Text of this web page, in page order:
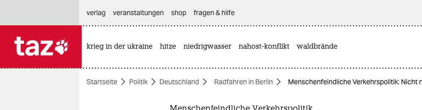
themen
verlag
veranstaltungen shop fragen & hilfe
krieg in der ukraine hitze niedrigwasser nahost-konflikt waldbrände
Startseite Politik Deutschland Radfahren in Berlin Menschenfeindliche Verkehrspolitik: Nicht